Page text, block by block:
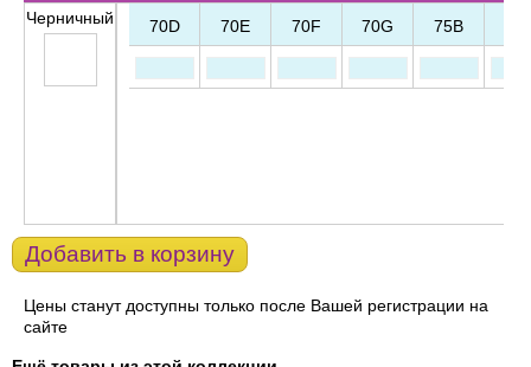
Черничный
70D 70E 70F 70G 75B
Добавить в корзину
Цены станут доступны только после Вашей регистрации на
сайте